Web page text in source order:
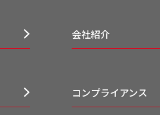
会社紹介
コンプライアンス